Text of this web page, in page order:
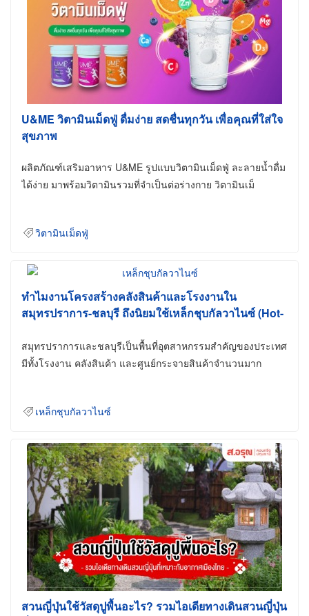
U&ME วิตามินเม็ดฟู่ ดื่มง่าย สดชื่นทุกวัน เพื่อคุณที่ใส่ใจ
สุขภาพ
ผลิตภัณฑ์เสริมอาหาร U&ME รูปแบบวิตามินเม็ดฟู่ ละลายน้ำดื่ม
ได้ง่าย มาพร้อมวิตามินรวมที่จำเป็นต่อร่างกาย วิตามินเม็
วิตามินเม็ดฟู่
ทำไมงานโครงสร้างคลังสินค้าและโรงงานใน
สมุทรปราการ-ชลบุรี ถึงนิยมใช้เหล็กชุบกัลวาไนซ์ (Hot-
สมุทรปราการและชลบุรีเป็นพื้นที่อุตสาหกรรมสำคัญของประเทศ
มีทั้งโรงงาน คลังสินค้า และศูนย์กระจายสินค้าจำนวนมาก
เหล็กชุบกัลวาไนซ์
สวนญี่ปุ่นใช้วัสดุปูพื้นอะไร? รวมไอเดียทางเดินสวนญี่ปุ่น